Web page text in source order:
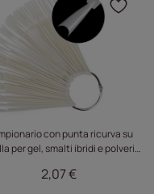
per
con punta ricurva su
per gel, smalti ibridi e polveri,
2,07 €